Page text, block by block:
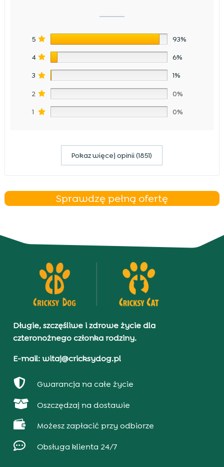
5 93%
4 6%
3 1%
2 0%
1 0%
Pokaz więcej opinii (1851)
Sprawdzę pełną ofertę
Długie, szczęśliwe i zdrowe życie dla
czteronożnego członka rodziny.
E-mail: witaj@cricksydog.pl
 Gwarancja na całe życie
 Oszczędzaj na dostawie
 Możesz zapłacić przy odbiorze
 Obsługa klienta 24/7